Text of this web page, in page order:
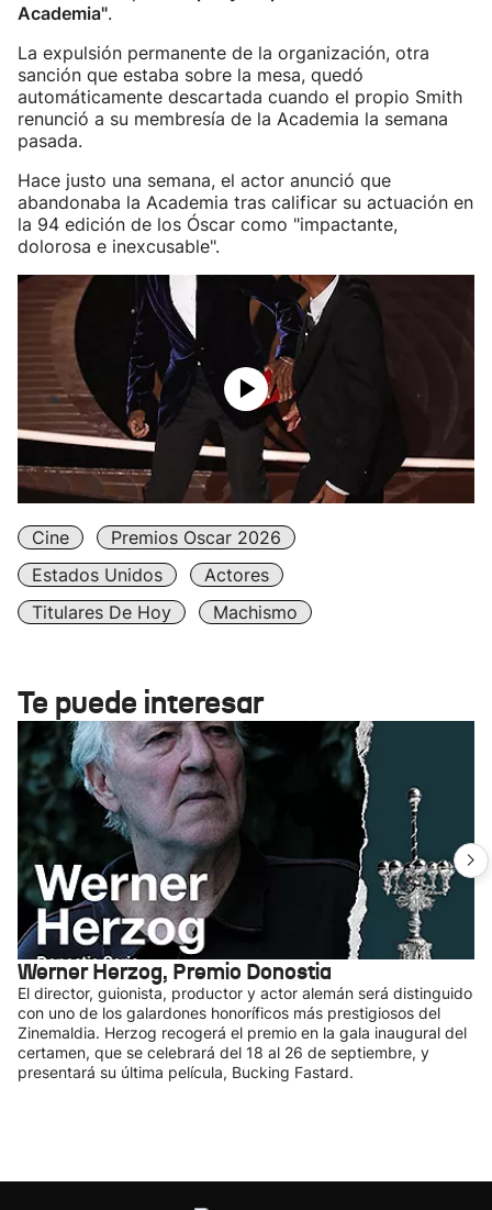
Academia".
La expulsión permanente de la organización, otra
sanción que estaba sobre la mesa, quedó
automáticamente descartada cuando el propio Smith
renunció a su membresía de la Academia la semana
pasada.
Hace justo una semana, el actor anunció que
abandonaba la Academia tras calificar su actuación en
la 94 edición de los Óscar como "impactante,
dolorosa e inexcusable".
Cine
Premios Oscar 2026
Estados Unidos
Actores
Titulares De Hoy
Machismo
Te puede interesar
Werner Herzog, Premio Donostia
El director, guionista, productor y actor alemán será distinguido
con uno de los galardones honoríficos más prestigiosos del
Zinemaldia. Herzog recogerá el premio en la gala inaugural del
certamen, que se celebrará del 18 al 26 de septiembre, y
presentará su última película, Bucking Fastard.